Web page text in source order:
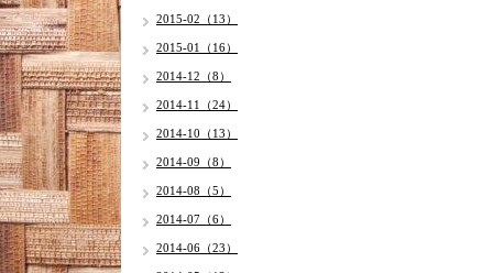
2015-02（13）
2015-01（16）
2014-12（8）
2014-11（24）
2014-10（13）
2014-09（8）
2014-08（5）
2014-07（6）
2014-06（23）